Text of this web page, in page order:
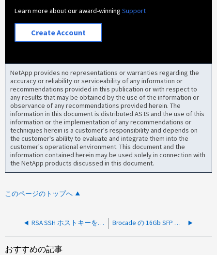
Learn more about our award-winningSupport
Create Account
NetApp provides no representations or warranties regarding the
accuracy or reliability or serviceability of any information or
recommendations provided in this publication or with respect to
any results that may be obtained by the use of the information or
observance of any recommendations provided herein. The
information in this document is distributed AS IS and the use of this
information or the implementation of any recommendations or
techniques herein is a customer's responsibility and depends on
the customer's ability to evaluate and integrate them into the
customer's operational environment. This document and the
information contained herein may be used solely in connection with
the NetApp products discussed in this document.
このページのトップへ
RSA SSH ホストキーを 2048 ビットに変更する方法 Brocade スイッチ Brocade の 16Gb SFP と 32Gb SFP の監視方法 MAP を使用したハードウェア障害
おすすめの記事